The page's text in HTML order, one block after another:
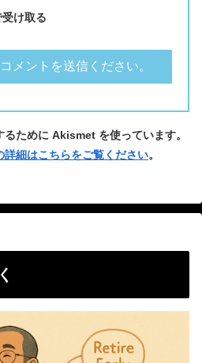
け取る
ために Akismet を使っています。
詳細はこちらをご覧ください。